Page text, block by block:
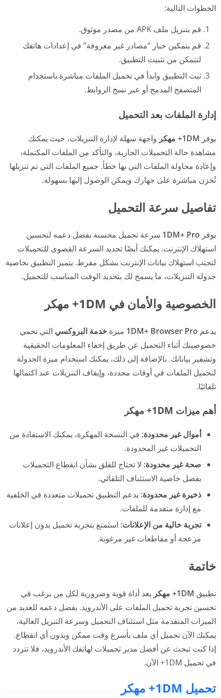
الخطوات التالية:
قم بتنزيل ملف APK من مصدر موثوق.
قم بتمكين خيار “مصادر غير معروفة” في إعدادات هاتفك
لتتمكن من تثبيت التطبيق.
ثبت التطبيق وابدأ في تحميل الملفات مباشرة باستخدام
المتصفح المدمج أو عبر نسخ الروابط.
إدارة الملفات بعد التحميل
يوفر 1DM+ مهكر
واجهة سهلة لإدارة التنزيلات، حيث يمكنك
مشاهدة حالة التحميلات الجارية، والتأكد من الملفات المكتملة،
وإعادة محاولة الملفات التي بها خطأ. جميع الملفات التي تم تنزيلها
تُخزن مباشرة على جهازك ويمكن الوصول إليها بسهولة.
تفاصيل سرعة التحميل
يوفر 1DM+ Pro سرعة تحميل محسنة بفضل دعمه لتحسين
استهلاك الإنترنت. يمكنك أيضًا تحديد السرعة القصوى للتحميلات
لتجنب استهلاك بيانات الإنترنت بشكل مفرط. يتميز التطبيق بخاصية
جدولة التنزيلات، ما يسمح لك بتحديد الوقت المناسب للتحميل.
الخصوصية والأمان في 1DM+ مهكر
يدعم 1DM+ Browser Pro ميزة خدمة البروكسي التي تحمي
خصوصيتك أثناء التحميل عن طريق إخفاء المعلومات الحقيقية
وتشفير بياناتك. بالإضافة إلى ذلك، يمكنك استخدام ميزة الجدولة
لتحميل الملفات في أوقات محددة، وإيقاف التنزيلات عند اكتمالها
تلقائيًا.
أهم ميزات 1DM+ مهكر
أموال غير محدودة: في النسخة المهكرة، يمكنك الاستفادة من
التحميلات غير المحدودة.
صحة غير محدودة: لا تحتاج للقلق بشأن انقطاع التحميلات
بفضل خاصية الاستئناف التلقائي.
ذخيرة غير محدودة: يدعم التطبيق تحميلات متعددة في الخلفية
مع إدارة متقدمة للملفات.
تجربة خالية من الإعلانات: استمتع بتجربة تحميل بدون إعلانات
مزعجة أو مقاطعات غير مرغوبة.
خاتمة
تطبيق 1DM+ مهكر
يعد أداة قوية وضرورية لكل من يرغب في
تحسين تجربة تحميل الملفات على الأندرويد. بفضل دعمه للعديد من
الميزات المتقدمة مثل استئناف التحميل وسرعة التنزيل العالية،
يمكنك الآن تحميل أي ملف بأسرع وقت ممكن وبدون أي انقطاع.
إذا كنت تبحث عن أفضل مدير تحميلات لهاتفك الأندرويد، فلا تتردد
في تحميل 1DM+ الآن.
تحميل 1DM+ مهكر